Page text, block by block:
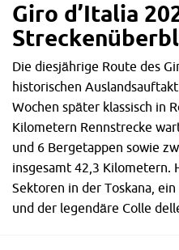
Giro d’Italia
Die diesjährige Route des
historischen
Wochen später klassisch in
Kilometern Rennstrecke
und 6 Bergetappen sowie
insgesamt 42,3 Kilometern.
Sektoren in der Toskana,
und der legendäre Colle